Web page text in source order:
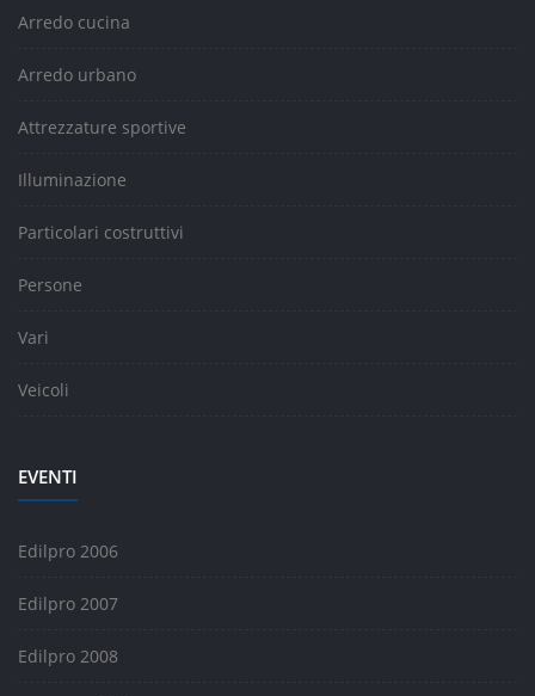
Arredo cucina
Arredo urbano
Attrezzature sportive
Illuminazione
Particolari costruttivi
Persone
Vari
Veicoli
EVENTI
Edilpro 2006
Edilpro 2007
Edilpro 2008